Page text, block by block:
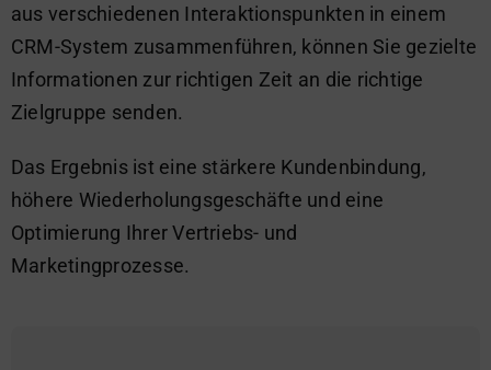
aus verschiedenen Interaktionspunkten in einem
CRM-System zusammenführen, können Sie gezielte
Informationen zur richtigen Zeit an die richtige
Zielgruppe senden.
Das Ergebnis ist eine stärkere Kundenbindung,
höhere Wiederholungsgeschäfte und eine
Optimierung Ihrer Vertriebs- und
Marketingprozesse.